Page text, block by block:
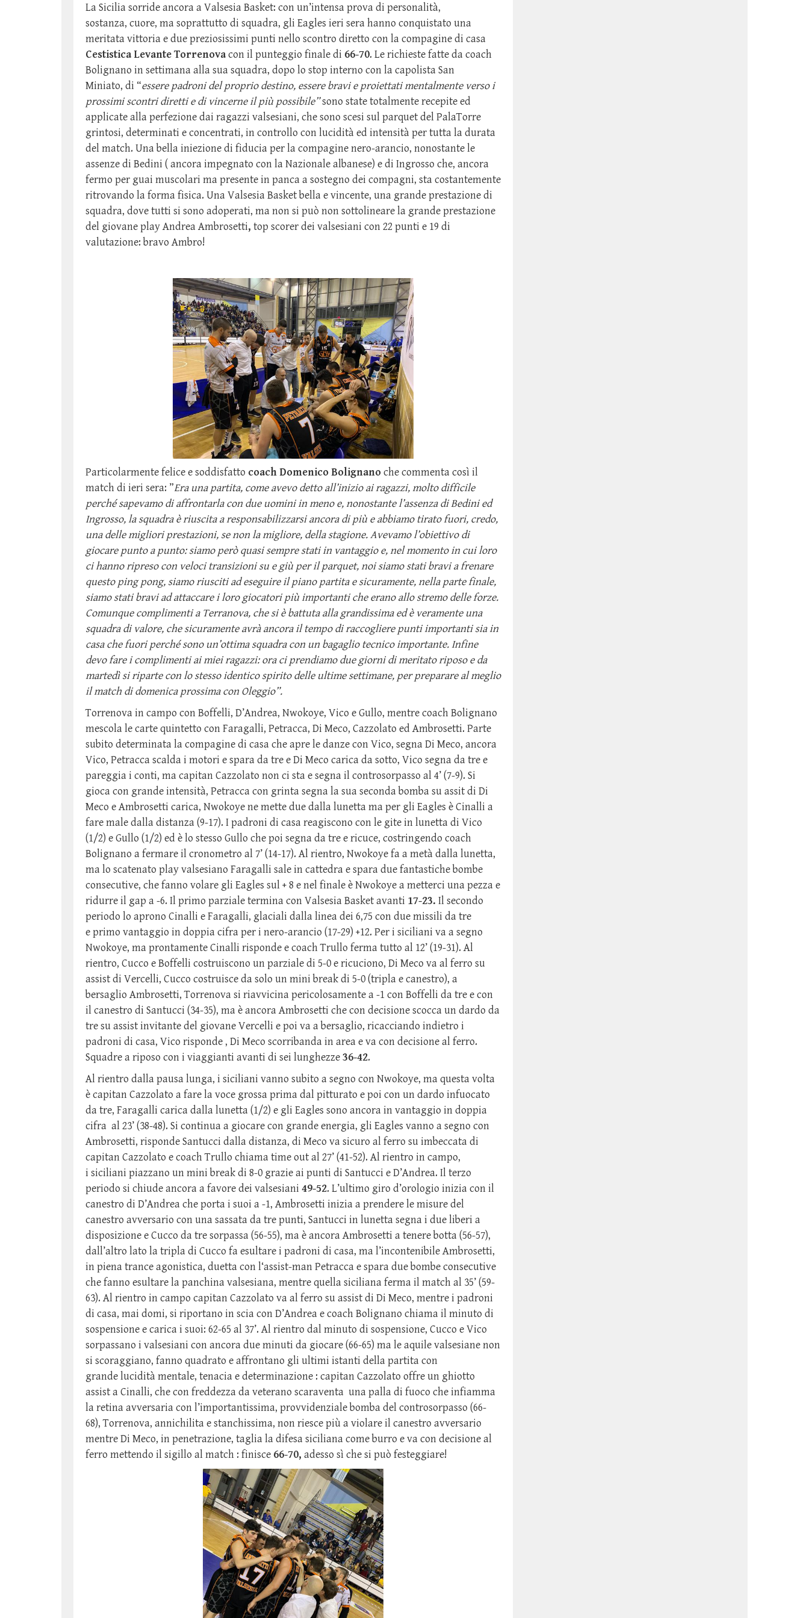
La Sicilia sorride ancora a Valsesia Basket: con un’intensa prova di personalità,
sostanza, cuore, ma soprattutto di squadra, gli Eagles ieri sera hanno conquistato una
meritata vittoria e due preziosissimi punti nello scontro diretto con la compagine di casa
Cestistica Levante Torrenovacon il punteggio finale di 66-70. Le richieste fatte da coach
Bolignano in settimana alla sua squadra, dopo lo stop interno con la capolista San
Miniato, di “essere padroni del proprio destino, essere bravi e proiettati mentalmente verso i
prossimi scontri diretti e di vincerne il più possibile”sono state totalmente recepite ed
applicate alla perfezione dai ragazzi valsesiani, che sono scesi sul parquet del PalaTorre
grintosi, determinati e concentrati, in controllo con lucidità ed intensità per tutta la durata
del match. Una bella iniezione di fiducia per la compagine nero-arancio, nonostante le
assenze di Bedini ( ancora impegnato con la Nazionale albanese) e di Ingrosso che, ancora
fermo per guai muscolari ma presente in panca a sostegno dei compagni, sta costantemente
ritrovando la forma fisica. Una Valsesia Basket bella e vincente, una grande prestazione di
squadra, dove tutti si sono adoperati, ma non si può non sottolineare la grande prestazione
del giovane play Andrea Ambrosetti, top scorer dei valsesiani con 22 punti e 19 di
valutazione: bravo Ambro!
Particolarmente felice e soddisfatto coach Domenico Bolignanoche commenta così il
match di ieri sera: ”Era una partita, come avevo detto all’inizio ai ragazzi, molto difficile
perché sapevamo di affrontarla con due uomini in meno e, nonostante l’assenza di Bedini ed
Ingrosso, la squadra è riuscita a responsabilizzarsi ancora di più e abbiamo tirato fuori, credo,
una delle migliori prestazioni, se non la migliore, della stagione. Avevamo l’obiettivo di
giocare punto a punto: siamo però quasi sempre stati in vantaggio e, nel momento in cui loro
ci hanno ripreso con veloci transizioni su e giù per il parquet, noi siamo stati bravi a frenare
questo ping pong, siamo riusciti ad eseguire il piano partita e sicuramente, nella parte finale,
siamo stati bravi ad attaccare i loro giocatori più importanti che erano allo stremo delle forze.
Comunque complimenti a Terranova, che si è battuta alla grandissima ed è veramente una
squadra di valore, che sicuramente avrà ancora il tempo di raccogliere punti importanti sia in
casa che fuori perché sono un’ottima squadra con un bagaglio tecnico importante. Infine
devo fare i complimenti ai miei ragazzi: ora ci prendiamo due giorni di meritato riposo e da
martedì si riparte con lo stesso identico spirito delle ultime settimane, per preparare al meglio
il match di domenica prossima con Oleggio”.
Torrenova in campo con Boffelli, D’Andrea, Nwokoye, Vico e Gullo, mentre coach Bolignano
mescola le carte quintetto con Faragalli, Petracca, Di Meco, Cazzolato ed Ambrosetti. Parte
subito determinata la compagine di casa che apre le danze con Vico, segna Di Meco, ancora
Vico, Petracca scalda i motori e spara da tre e Di Meco carica da sotto, Vico segna da tre e
pareggia i conti, ma capitan Cazzolato non ci sta e segna il controsorpasso al 4’ (7-9). Si
gioca con grande intensità, Petracca con grinta segna la sua seconda bomba su assit di Di
Meco e Ambrosetti carica, Nwokoye ne mette due dalla lunetta ma per gli Eagles è Cinalli a
fare male dalla distanza (9-17). I padroni di casa reagiscono con le gite in lunetta di Vico
(1/2) e Gullo (1/2) ed è lo stesso Gullo che poi segna da tre e ricuce, costringendo coach
Bolignano a fermare il cronometro al 7’ (14-17). Al rientro, Nwokoye fa a metà dalla lunetta,
ma lo scatenato play valsesiano Faragalli sale in cattedra e spara due fantastiche bombe
consecutive, che fanno volare gli Eagles sul + 8 e nel finale è Nwokoye a metterci una pezza e
ridurre il gap a -6. Il primo parziale termina con Valsesia Basket avanti 17-23. Il secondo
periodo lo aprono Cinalli e Faragalli, glaciali dalla linea dei 6,75 con due missili da tre
e primo vantaggio in doppia cifra per i nero-arancio (17-29) +12. Per i siciliani va a segno
Nwokoye, ma prontamente Cinalli risponde e coach Trullo ferma tutto al 12’ (19-31). Al
rientro, Cucco e Boffelli costruiscono un parziale di 5-0 e ricuciono, Di Meco va al ferro su
assist di Vercelli, Cucco costruisce da solo un mini break di 5-0 (tripla e canestro), a
bersaglio Ambrosetti, Torrenova si riavvicina pericolosamente a -1 con Boffelli da tre e con
il canestro di Santucci (34-35), ma è ancora Ambrosetti che con decisione scocca un dardo da
tre su assist invitante del giovane Vercelli e poi va a bersaglio, ricacciando indietro i
padroni di casa, Vico risponde , Di Meco scorribanda in area e va con decisione al ferro.
Squadre a riposo con i viaggianti avanti di sei lunghezze36-42.
Al rientro dalla pausa lunga, i siciliani vanno subito a segno con Nwokoye, ma questa volta
è capitan Cazzolato a fare la voce grossa prima dal pitturato e poi con un dardo infuocato
da tre, Faragalli carica dalla lunetta (1/2) e gli Eagles sono ancora in vantaggio in doppia
cifra al 23’ (38-48). Si continua a giocare con grande energia, gli Eagles vanno a segno con
Ambrosetti, risponde Santucci dalla distanza, di Meco va sicuro al ferro su imbeccata di
capitan Cazzolato e coach Trullo chiama time out al 27’ (41-52). Al rientro in campo,
i siciliani piazzano un mini break di 8-0 grazie ai punti di Santucci e D’Andrea. Il terzo
periodo si chiude ancora a favore dei valsesiani 49-52. L’ultimo giro d’orologio inizia con il
canestro di D’Andrea che porta i suoi a -1, Ambrosetti inizia a prendere le misure del
canestro avversario con una sassata da tre punti, Santucci in lunetta segna i due liberi a
disposizione e Cucco da tre sorpassa (56-55), ma è ancora Ambrosetti a tenere botta (56-57),
dall’altro lato la tripla di Cucco fa esultare i padroni di casa, ma l’incontenibile Ambrosetti,
in piena trance agonistica, duetta con l‘assist-man Petracca e spara due bombe consecutive
che fanno esultare la panchina valsesiana, mentre quella siciliana ferma il match al 35’ (59-
63). Al rientro in campo capitan Cazzolato va al ferro su assist di Di Meco, mentre i padroni
di casa, mai domi, si riportano in scia con D’Andrea e coach Bolignano chiama il minuto di
sospensione e carica i suoi: 62-65 al 37’. Al rientro dal minuto di sospensione, Cucco e Vico
sorpassano i valsesiani con ancora due minuti da giocare (66-65) ma le aquile valsesiane non
si scoraggiano, fanno quadrato e affrontano gli ultimi istanti della partita con
grande lucidità mentale, tenacia e determinazione : capitan Cazzolato offre un ghiotto
assist a Cinalli, che con freddezza da veterano scaraventa una palla di fuoco che infiamma
la retina avversaria con l’importantissima, provvidenziale bomba del controsorpasso (66-
68), Torrenova, annichilita e stanchissima, non riesce più a violare il canestro avversario
mentre Di Meco, in penetrazione, taglia la difesa siciliana come burro e va con decisione al
ferro mettendo il sigillo al match : finisce 66-70, adesso sì che si può festeggiare!